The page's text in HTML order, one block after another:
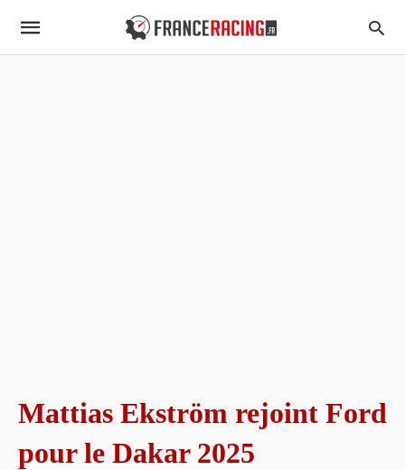
Mattias Ekström rejoint Ford
pour le Dakar 2025